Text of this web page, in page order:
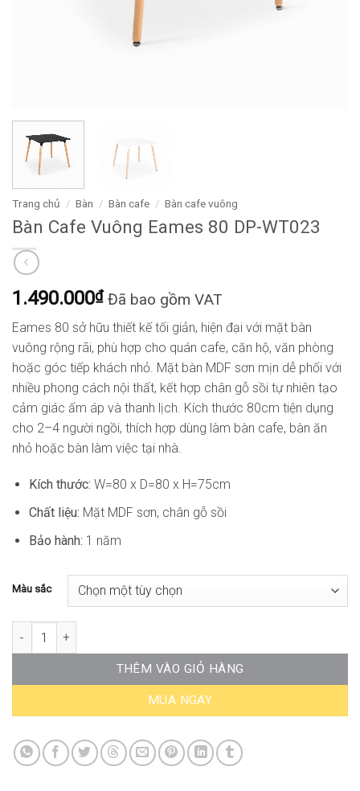
Trang chủ / Bàn / Bàn cafe / Bàn cafe vuông
Bàn Cafe Vuông Eames 80 DP-WT023
1.490.000₫ Đã bao gồm VAT
Eames 80 sở hữu thiết kế tối giản, hiện đại với mặt bàn
vuông rộng rãi, phù hợp cho quán cafe, căn hộ, văn phòng
hoặc góc tiếp khách nhỏ. Mặt bàn MDF sơn mịn dễ phối với
nhiều phong cách nội thất, kết hợp chân gỗ sồi tự nhiên tạo
cảm giác ấm áp và thanh lịch. Kích thước 80cm tiện dụng
cho 2–4 người ngồi, thích hợp dùng làm bàn cafe, bàn ăn
nhỏ hoặc bàn làm việc tại nhà.
Kích thước: W=80 x D=80 x H=75cm
Chất liệu: Mặt MDF sơn, chân gỗ sồi
Bảo hành: 1 năm
Màu sắc
Bàn Cafe Vuông Eames 80 DP-WT023 số lượng
THÊM VÀO GIỎ HÀNG
MUA NGAY